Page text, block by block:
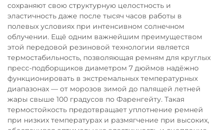
сохраняют свою структурную целостность и
эластичность даже после тысяч часов работы в
полевых условиях при интенсивном солнечном
облучении. Ещё одним важнейшим преимуществом
этой передовой резиновой технологии является
термостабильность, позволяющая ремням для круглых
пресс-подборщиков диаметром 7 дюймов надёжно
функционировать в экстремальных температурных
диапазонах — от морозов зимой до палящей летней
жары свыше 100 градусов по Фаренгейту. Такая
термостойкость предотвращает уплотнение ремней
при низких температурах и размягчение при высоких,